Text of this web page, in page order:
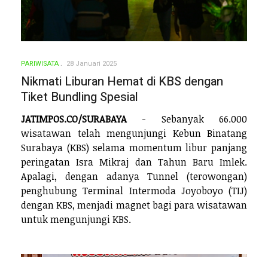
PARIWISATA 28 Januari 2025
Nikmati Liburan Hemat di KBS dengan
Tiket Bundling Spesial
JATIMPOS.CO/SURABAYA- Sebanyak 66.000
wisatawan telah mengunjungi Kebun Binatang
Surabaya (KBS) selama momentum libur panjang
peringatan Isra Mikraj dan Tahun Baru Imlek.
Apalagi, dengan adanya Tunnel (terowongan)
penghubung Terminal Intermoda Joyoboyo (TIJ)
dengan KBS, menjadi magnet bagi para wisatawan
untuk mengunjungi KBS.